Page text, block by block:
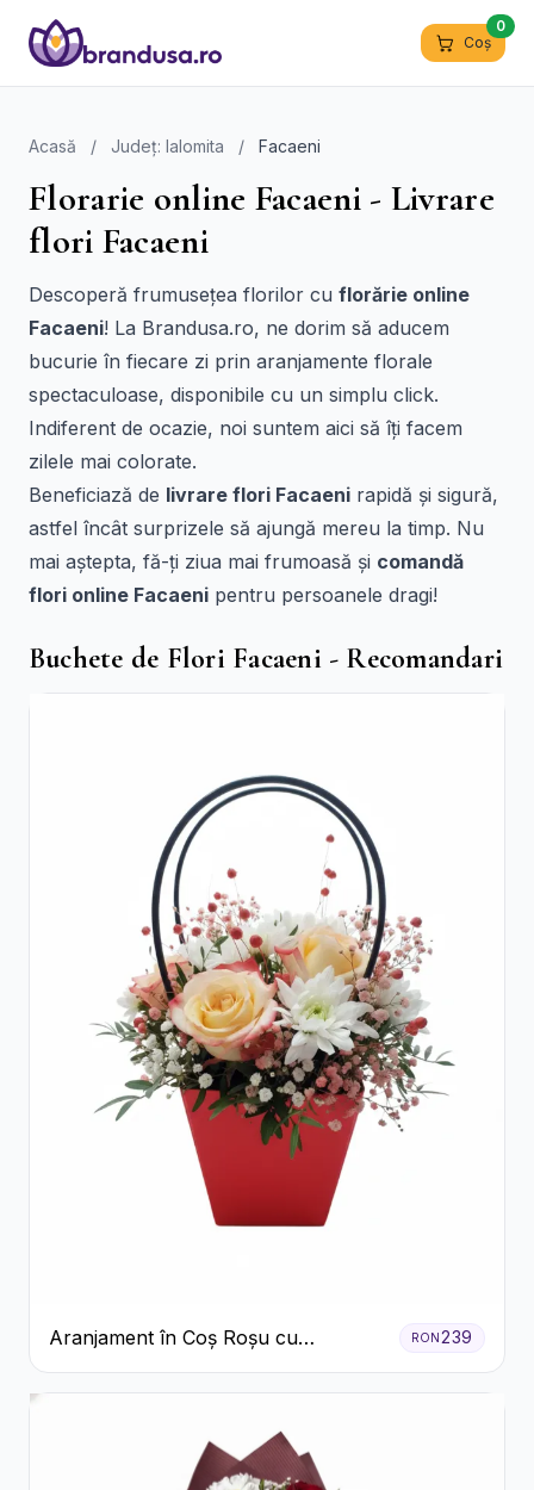
Coș
0
Acasă / Județ: Ialomita / Facaeni
Florarie online Facaeni - Livrare
flori Facaeni
Descoperă frumusețea florilor cu florărie online
Facaeni! La Brandusa.ro, ne dorim să aducem
bucurie în fiecare zi prin aranjamente florale
spectaculoase, disponibile cu un simplu click.
Indiferent de ocazie, noi suntem aici să îți facem
zilele mai colorate.
Beneficiază de livrare flori Facaeni rapidă și sigură,
astfel încât surprizele să ajungă mereu la timp. Nu
mai aștepta, fă-ți ziua mai frumoasă și comandă
flori online Facaeni pentru persoanele dragi!
Buchete de Flori Facaeni - Recomandari
Aranjament în Coș Roșu cu
Trandafiri și Crizanteme Albe
RON239